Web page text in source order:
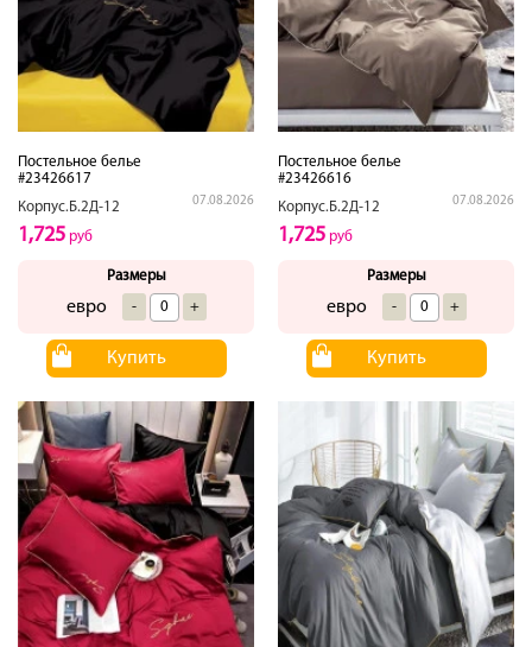
Постельное белье
#23426617
Корпус.Б.2Д-12
07.08.2026
1,725 руб
Размеры
евро - +
Купить
Постельное белье
#23426616
Корпус.Б.2Д-12
07.08.2026
1,725 руб
Размеры
евро - +
Купить